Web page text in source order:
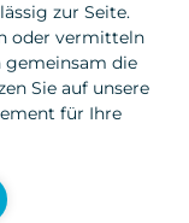
zur Seite.
oder vermitteln
die
Sie auf unsere
für Ihre